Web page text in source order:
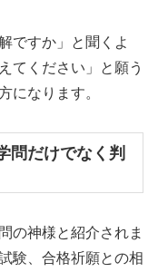
ですか」と聞くよ
てください」と願う
になります。
問だけでなく判
の神様と紹介されま
験、合格祈願との相